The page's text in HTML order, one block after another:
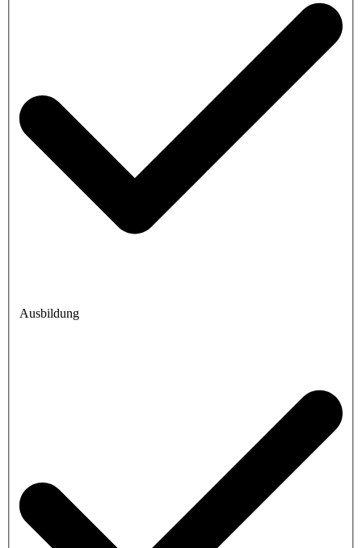
Ausbildung